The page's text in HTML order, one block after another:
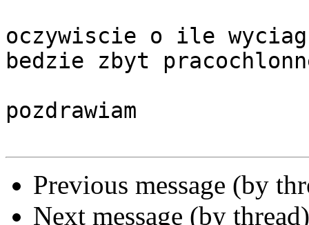
oczywiscie o ile
bedzie zbyt
pozdrawiam
Previous message (by
Next message (by